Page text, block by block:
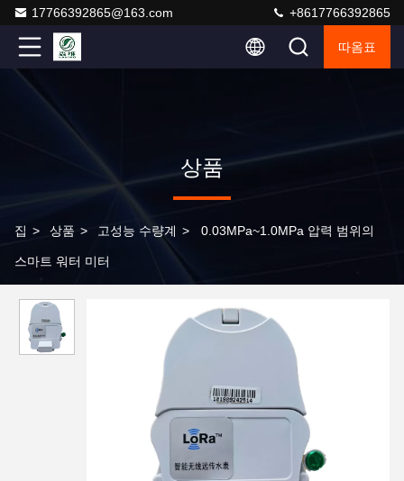
17766392865@163.com +8617766392865
따옴표
상품
집 > 상품 > 고성능 수량계 > 0.03MPa~1.0MPa 압력 범위의
스마트 워터 미터